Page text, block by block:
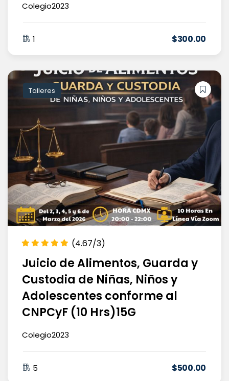
Colegio2023
1 $300.00
Talleres
(4.67/3)
Juicio de Alimentos, Guarda y
Custodia de Niñas, Niños y
Adolescentes conforme al
CNPCyF (10 Hrs)15G
Colegio2023
5 $500.00